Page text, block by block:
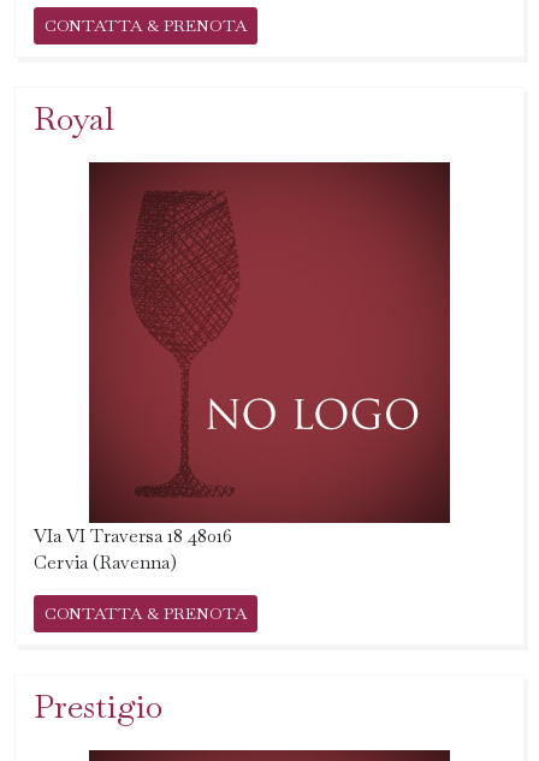
CONTATTA & PRENOTA
Royal
VIa VI Traversa 18 48016
Cervia (Ravenna)
CONTATTA & PRENOTA
Prestigio